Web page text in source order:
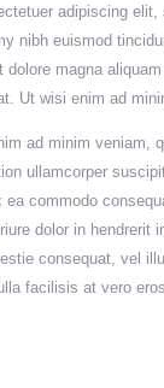
adipiscing elit,
nibh euismod
dolore magna
Ut wisi enim ad
ad minim veniam,
ullamcorper
ea commodo
dolor in hendrerit
consequat, vel
facilisis at vero